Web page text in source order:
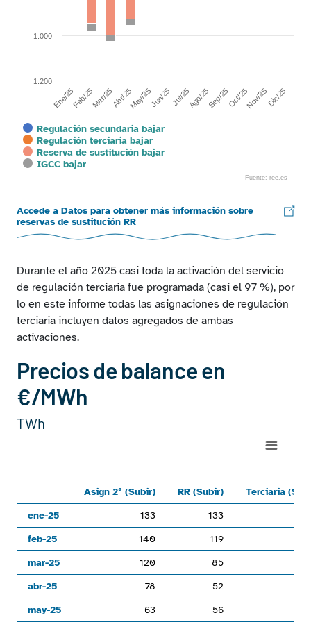
Regulación secundaria bajar
Regulación terciaria bajar
Reserva de sustitución bajar
IGCC bajar
Ene/25Feb/25Mar/25Abr/25May/25Jun/25Jul/25Ago/25Sep/25Oct/25Nov/25Dic/25
1.000
1.200
Fuente: ree.es
Accede a Datos para obtener más información sobre
reservas de sustitución RR
Durante el año 2025 casi toda la activación del servicio
de regulación terciaria fue programada (casi el 97 %), por
lo en este informe todas las asignaciones de regulación
terciaria incluyen datos agregados de ambas
activaciones.
Precios de balance en
€/MWh
TWh
Asign 2ª (Subir)RR (Subir)Terciaria (Subir)Asign 2ª
View as data table, Chart
The chart has 1 X axis displaying categories.
The chart has 1 Y axis displaying values. Range: -150 to 200.
Asign 2ª (Subir) RR (Subir)
Terciaria
ene-25
133 133
feb-25
140 119
mar-25
120 85
abr-25
78 52
may-25
63 56